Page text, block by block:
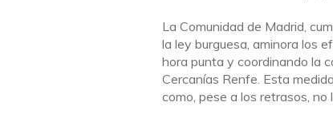
La Comunidad de Madrid,
la ley burguesa, aminora los
hora punta y coordinando la
Cercanías Renfe. Esta
como, pese a los retrasos,